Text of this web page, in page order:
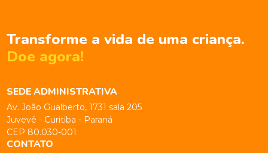
Transforme a vida de uma criança.
Doe agora!
SEDE ADMINISTRATIVA
Av. João Gualberto, 1731 sala 205
Juvevê - Curitiba - Paraná
CEP 80.030-001
CONTATO